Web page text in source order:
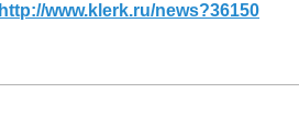
http://www.klerk.ru/news?36150